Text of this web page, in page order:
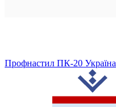
Профнастил ПК-20 Україна